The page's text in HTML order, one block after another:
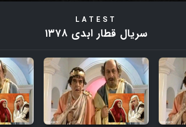
LATEST
سریال قطار ابدی ۱۳۷۸